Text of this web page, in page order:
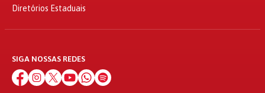
Diretórios Estaduais
SIGA NOSSAS REDES